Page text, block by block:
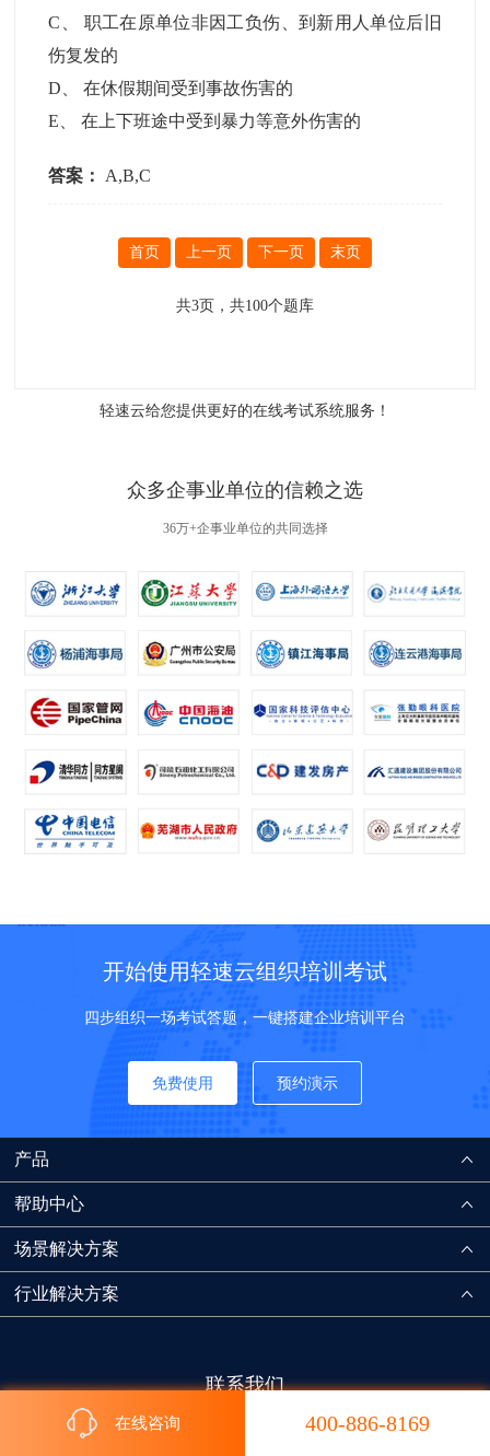
C
职工在原单位非因工负伤、到新用人单位后旧
伤复发的
D 、在休假期间受到事故伤害的
E 、在上下班途中受到暴力等意外伤害的
答案： A,B,C
首页 上一页 下一页 末页
共3页，共100个题库
轻速云给您提供更好的在线考试系统服务！
众多企事业单位的信赖之选
36万+企事业单位的共同选择
开始使用轻速云组织培训考试
四步组织一场考试答题，一键搭建企业培训平台
免费使用 预约演示
产品
帮助中心
场景解决方案
行业解决方案
联系我们
在线咨询 400-886-8169